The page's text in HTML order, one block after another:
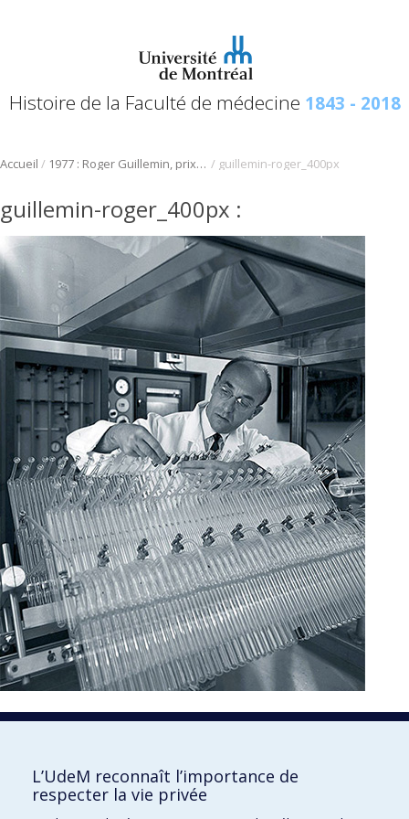
Histoire de la Faculté de médecine 1843 - 2018
Accueil / 1977 : Roger Guillemin, prix Nobel de médecine / guillemin-roger_400px
guillemin-roger_400px :
1850
L’UdeM reconnaît l’importance de
respecter la vie privée